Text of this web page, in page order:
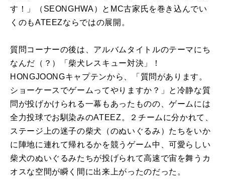
す！」（SEONGHWA）とMC古家氏を巻き込んでい
くのもATEEZならではの展開。
質問コーナーの後は、アルバムタイトルのテーマにち
なんだ（？）「柴犬レスキュー対決」！
HONGJOONGキャプテンから、「質問があります。
ショーケースでゲームってやりますか？」と冷静な質
問が投げかけられる一幕もあったものの、ゲームには
全力投球でお馴染みのATEEZ。２チームに分かれて、
ステージ上の迷子の柴犬（のぬいぐるみ）たちをいか
に陣地に連れて帰れるかを競うゲーム中、可愛らしい
柴犬のぬいぐるみたちが投げられて高速で宙を舞うカ
オスな空間が瞬く間に出来上がったのだった。